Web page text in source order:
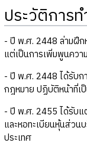
ประวัติการ
- ปี พ.ศ. 2448 ล่ามฝึก
แต่เป็นการเพิ่มพูนคว
- ปี พ.ศ. 2448 ได้รับก
กฎหมาย ปฏิบัติหน้าที่เ
- ปี พ.ศ. 2455 ได้รับแ
และหอทะเบียนหุ้นส่วน
ประเทศ